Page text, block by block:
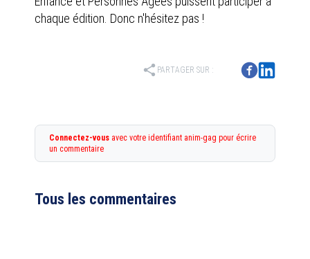
chaque édition. Donc n'hésitez pas !
share PARTAGER SUR :
Connectez-vous avec votre identifiant anim-gag pour écrire
un commentaire
Tous les commentaires